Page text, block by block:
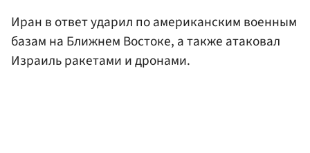
Иран в ответ ударил по американским военным
базам на Ближнем Востоке, а также атаковал
Израиль ракетами и дронами.